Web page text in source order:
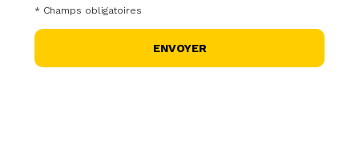
* Champs obligatoires